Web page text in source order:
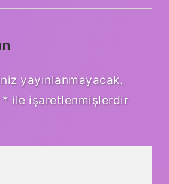
yayınlanmayacak.
* ile işaretlenmişlerdir